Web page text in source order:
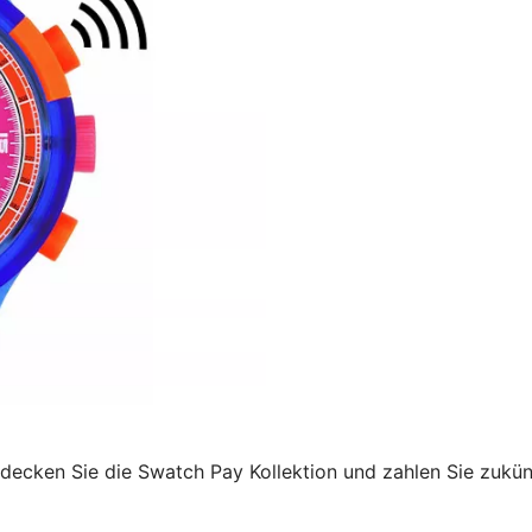
Sie die Swatch Pay Kollektion und zahlen Sie